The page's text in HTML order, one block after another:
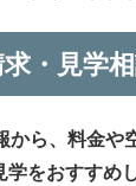
・見学
ら、料金や
をおすすめ